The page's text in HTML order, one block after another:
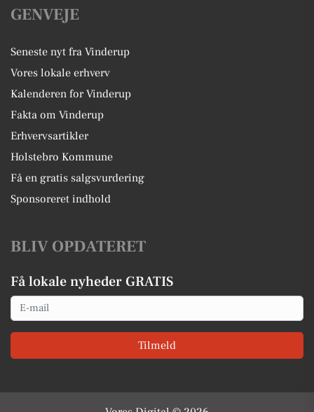
GENVEJE
Seneste nyt fra Vinderup
Vores lokale erhverv
Kalenderen for Vinderup
Fakta om Vinderup
Erhvervsartikler
Holstebro Kommune
Få en gratis salgsvurdering
Sponsoreret indhold
BLIV OPDATERET
Få lokale nyheder GRATIS
Email
Tilmeld